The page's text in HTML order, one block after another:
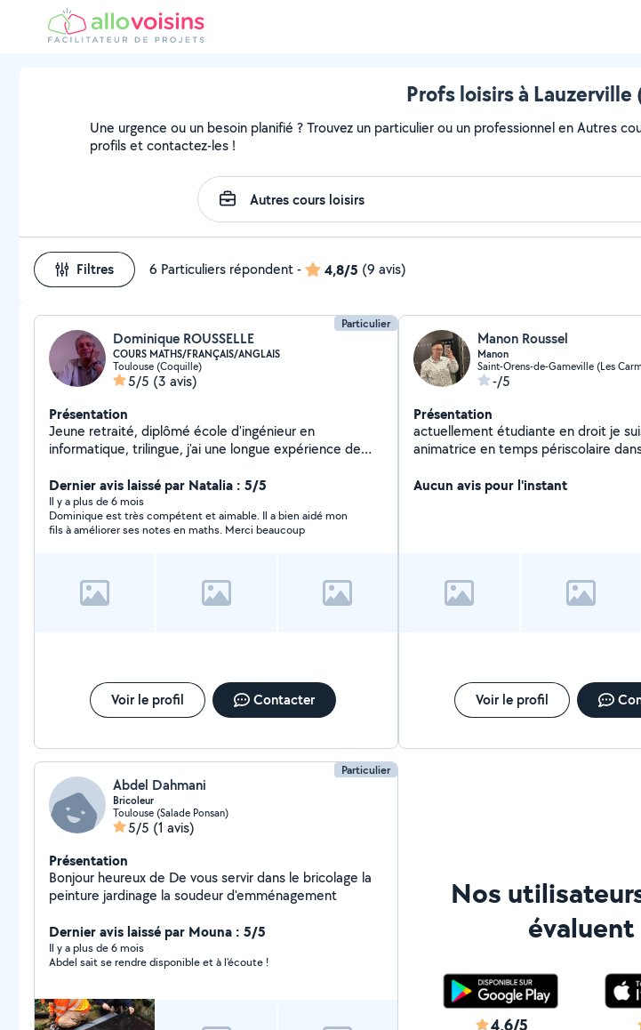
Profs loisirs à
Une urgence ou un besoin planifié ? Trouvez un particulier ou un professionnel en Autres
profils et contactez-les !
Filtres 6 Particuliers répondent- 4,8/5 (9 avis)
Particulier
Dominique ROUSSELLE
COURS MATHS/FRANÇAIS/ANGLAIS
Toulouse (Coquille)
5/5 (3 avis)
Présentation
Jeune retraité, diplômé école d'ingénieur en
informatique, trilingue, j'ai une longue expérience de
ou privé. J'accompagne aussi bien des jeunes en
primaire/collégiens/lycéens (y compris bénéficiant d'un
AESH) pour de l'aide aux devoirs et la préparation des
examens (français, maths, physique, anglais, espagnol),
utiliser les outils numériques (PC/MAC/Tel Portable ...).
Expérience, dynamisme, bienveillance et adaptation
Dernier avis laissé par Natalia : 5/5
Il y a plus de 6 mois
Dominique est très compétent et aimable. Il a bien aidé mon
fils à améliorer ses notes en maths. Merci beaucoup
Voir le profil Contacter
Manon Roussel
Manon
-/5
Présentation
actuellement étudiante en droit je
animatrice en temps périscolaire
des cours particuliers mais encore
Aucun avis pour l'instant
Voir le profil
Particulier
Abdel Dahmani
Bricoleur
Toulouse (Salade Ponsan)
5/5 (1 avis)
Présentation
Bonjour heureux de De vous servir dans le bricolage la
peinture jardinage la soudeur d'emménagement
Dernier avis laissé par Mouna : 5/5
Il y a plus de 6 mois
Abdel sait se rendre disponible et à l'écoute !
Nos
évaluent
4,6/5